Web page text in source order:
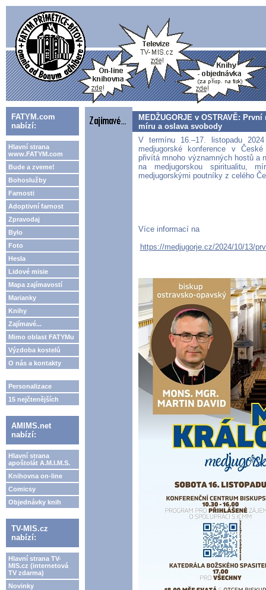
FATYM.com
nabízí:
Hlavní strana
www.FATYM.com
Bude a zveme!
Bohoslužby
Farnosti
Adoptivní farnost
Zpravodaj
Bylo
Foto
Hesla
Lidové misie
Mapa zajímavostí
Marianky
Knihy
Zajímavé...
Mimo oblast FATYMu
Výzdoba kostelů
O nás a kontakty
Personalizace
15 nejčtenějších
AMIMS.net
nabízí:
Hlavní strana
apoštolát A.M.I.M.S.
Knihovna on-line
Comicsy
Objednávky knih
TV-MIS.cz
nabízí:
Hlavní strana TV-
MIS.cz (internetová
TV zdarma)
Novinky
MEDŽUGORJE v OSTRAVĚ:
míru a oslava svobody
V termínu 16.–17. listopadu
medjugorské konference v
přivítá mnoho významných hostů a
na medjugorskou spiritualitu,
medjugorskými poutníky z celého
Více informací na
https://medjugorje.cz/2024/10/13/